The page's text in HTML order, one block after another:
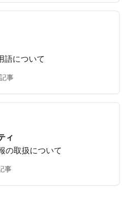
語について
事
ィ
の取扱について
事